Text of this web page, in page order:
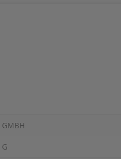
GMBH